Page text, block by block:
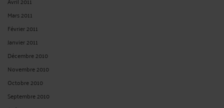
Août 2025
Juillet 2025
Mai 2025
Avril 2025
Mars 2025
Février 2025
Janvier 2025
Décembre 2024